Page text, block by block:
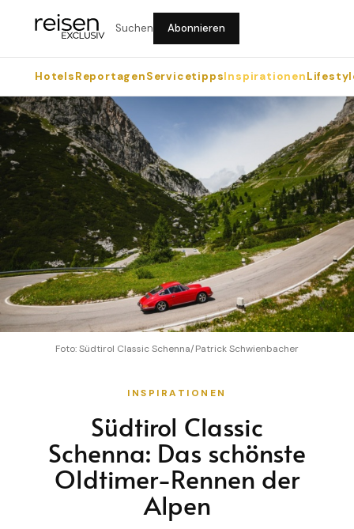
Suchen Abonnieren
HotelsReportagenServicetippsInspirationen
Foto: Südtirol Classic Schenna/Patrick Schwienbacher
INSPIRATIONEN
Südtirol Classic
Schenna: Das schönste
Oldtimer-Rennen der
Alpen